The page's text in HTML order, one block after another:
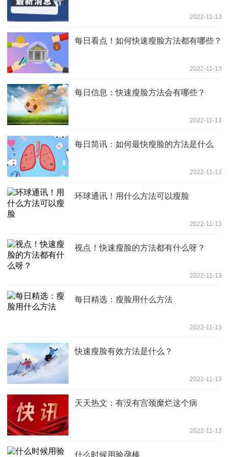
2022-11-13
每日看点！如何快速瘦脸方法都有哪些？
2022-11-13
每日信息：快速瘦脸方法会有哪些？
2022-11-13
每日简讯：如何最快瘦脸的方法是什么
2022-11-13
环球通讯！用什么方法可以瘦脸
2022-11-13
视点！快速瘦脸的方法都有什么呀？
2022-11-13
每日精选：瘦脸用什么方法
2022-11-13
快速瘦脸有效方法是什么？
2022-11-13
天天热文：有没有宫颈糜烂这个病
2022-11-13
什么时候用验孕棒